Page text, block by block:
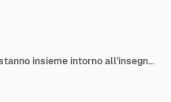
Folla di diverse persone che stanno insieme intorno all'insegna vuota